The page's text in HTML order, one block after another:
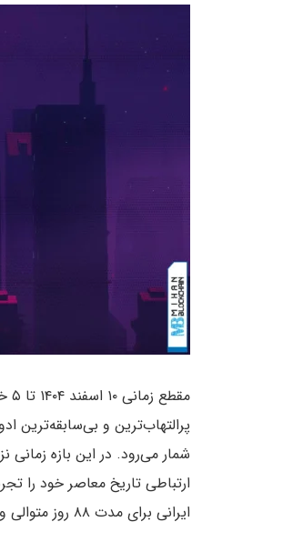
پرالتهاب‌ترین و بی‌سابقه‌ترین
شمار می‌رود. در این بازه
ارتباطی تاریخ معاصر خود را
ایرانی برای مدت ۸۸ روز متوالی و مجموعاً ۲۰۹۳ ساعت در یک خاموشی مطلق و اختلال شدید اینترنتی به سر بردند.